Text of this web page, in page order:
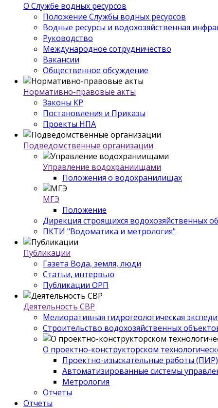
О Службе водных ресурсов
Положение Службы водных ресурсов
Водные ресурсы и водохозяйственная
Руководство
Международное сотрудничество
Вакансии
Общественное обсуждение
Нормативно-правовые акты
Законы КР
Постановления и Приказы
Проекты НПА
Подведомственные организации
Управление водохраниищами
Положения о водохранилищах
МГЭ
Положение
Дирекция строящихся водохозяйственных
ПКТИ "Водоматика и метрология"
Публикации
Газета Вода, земля, люди
Статьи, интервью
Публикации ОРП
Деятельность СВР
Мелиоративная гидрогеологическая
Строительство водохозяйственных
О проектно-конструкторском
Проектно-изыскательные работы (ПИР)
Автоматизированные системы
Метрология
Отчеты
Отчеты